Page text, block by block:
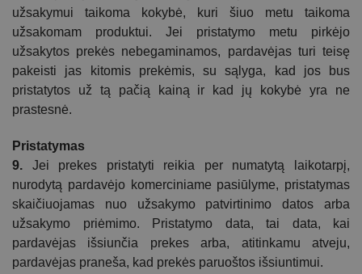
užsakymui taikoma kokybė, kuri šiuo metu taikoma
užsakomam produktui. Jei pristatymo metu pirkėjo
užsakytos prekės nebegaminamos, pardavėjas turi teisę
pakeisti jas kitomis prekėmis, su sąlyga, kad jos bus
pristatytos už tą pačią kainą ir kad jų kokybė yra ne
prastesnė.
Pristatymas
9. Jei prekes pristatyti reikia per numatytą laikotarpį,
nurodytą pardavėjo komerciniame pasiūlyme, pristatymas
skaičiuojamas nuo užsakymo patvirtinimo datos arba
užsakymo priėmimo. Pristatymo data, tai data, kai
pardavėjas išsiunčia prekes arba, atitinkamu atveju,
pardavėjas praneša, kad prekės paruoštos išsiuntimui.